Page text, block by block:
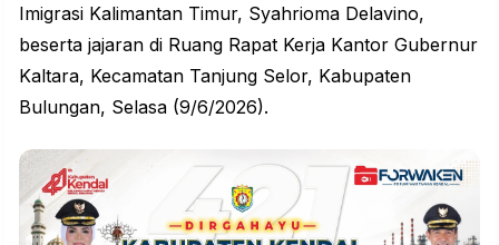
Imigrasi Kalimantan Timur, Syahrioma Delavino,
beserta jajaran di Ruang Rapat Kerja Kantor Gubernur
Kaltara, Kecamatan Tanjung Selor, Kabupaten
Bulungan, Selasa (9/6/2026).